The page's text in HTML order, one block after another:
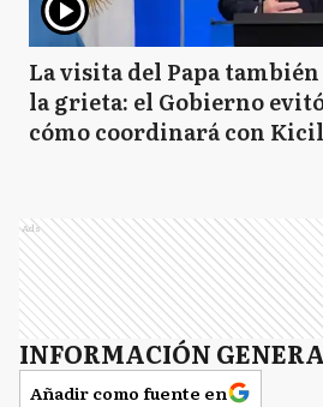
La visita del Papa
la grieta: el Gobierno
cómo coordinará con
Ads
INFORMACIÓN
Añadir como fuente en